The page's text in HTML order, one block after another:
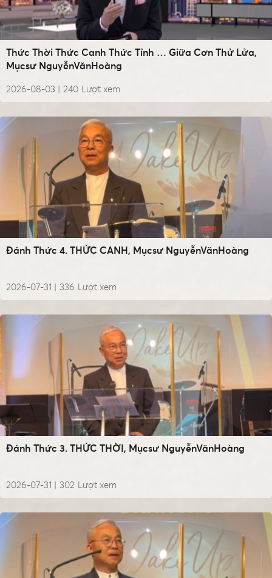
Thức Thời Thức Canh Thức Tỉnh … Giữa Cơn Thử Lửa,
Mụcsư NguyễnVănHoàng
2026-08-03 | Lượt xem
240
Đánh Thức 4. THỨC CANH, Mụcsư NguyễnVănHoàng
2026-07-31 | Lượt xem
336
Đánh Thức 3. THỨC THỜI, Mụcsư NguyễnVănHoàng
2026-07-31 | Lượt xem
302